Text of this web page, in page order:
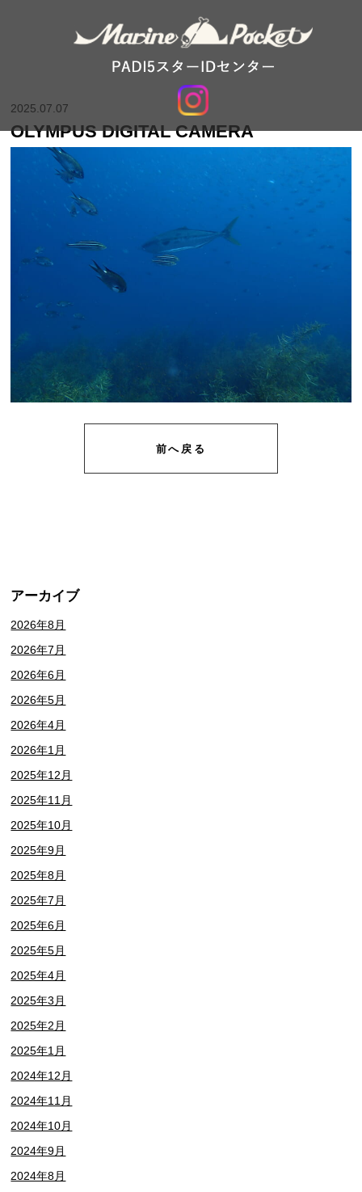
2025.07.07
OLYMPUS DIGITAL CAMERA
前へ戻る
アーカイブ
2026年8月
2026年7月
2026年6月
2026年5月
2026年4月
2026年1月
2025年12月
2025年11月
2025年10月
2025年9月
2025年8月
2025年7月
2025年6月
2025年5月
2025年4月
2025年3月
2025年2月
2025年1月
2024年12月
2024年11月
2024年10月
2024年9月
2024年8月